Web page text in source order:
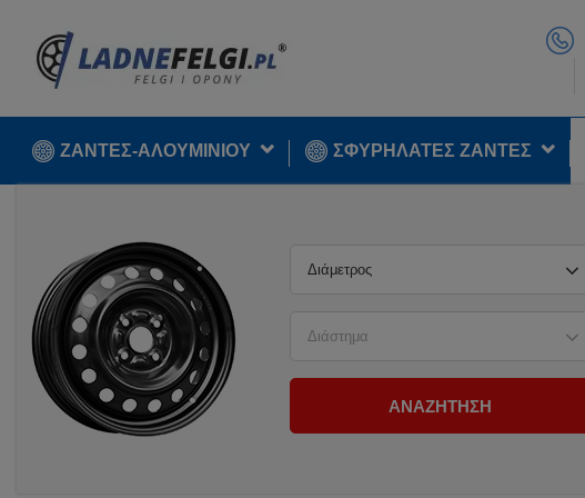
ΖΑΝΤΕΣ-ΑΛΟΥΜΙΝΙΟΥ ΣΦΥΡΉΛΑΤΕΣ ΖΆΝΤΕΣ
Διάμετρος
Διάστημα
ΑΝΑΖΉΤΗΣΗ